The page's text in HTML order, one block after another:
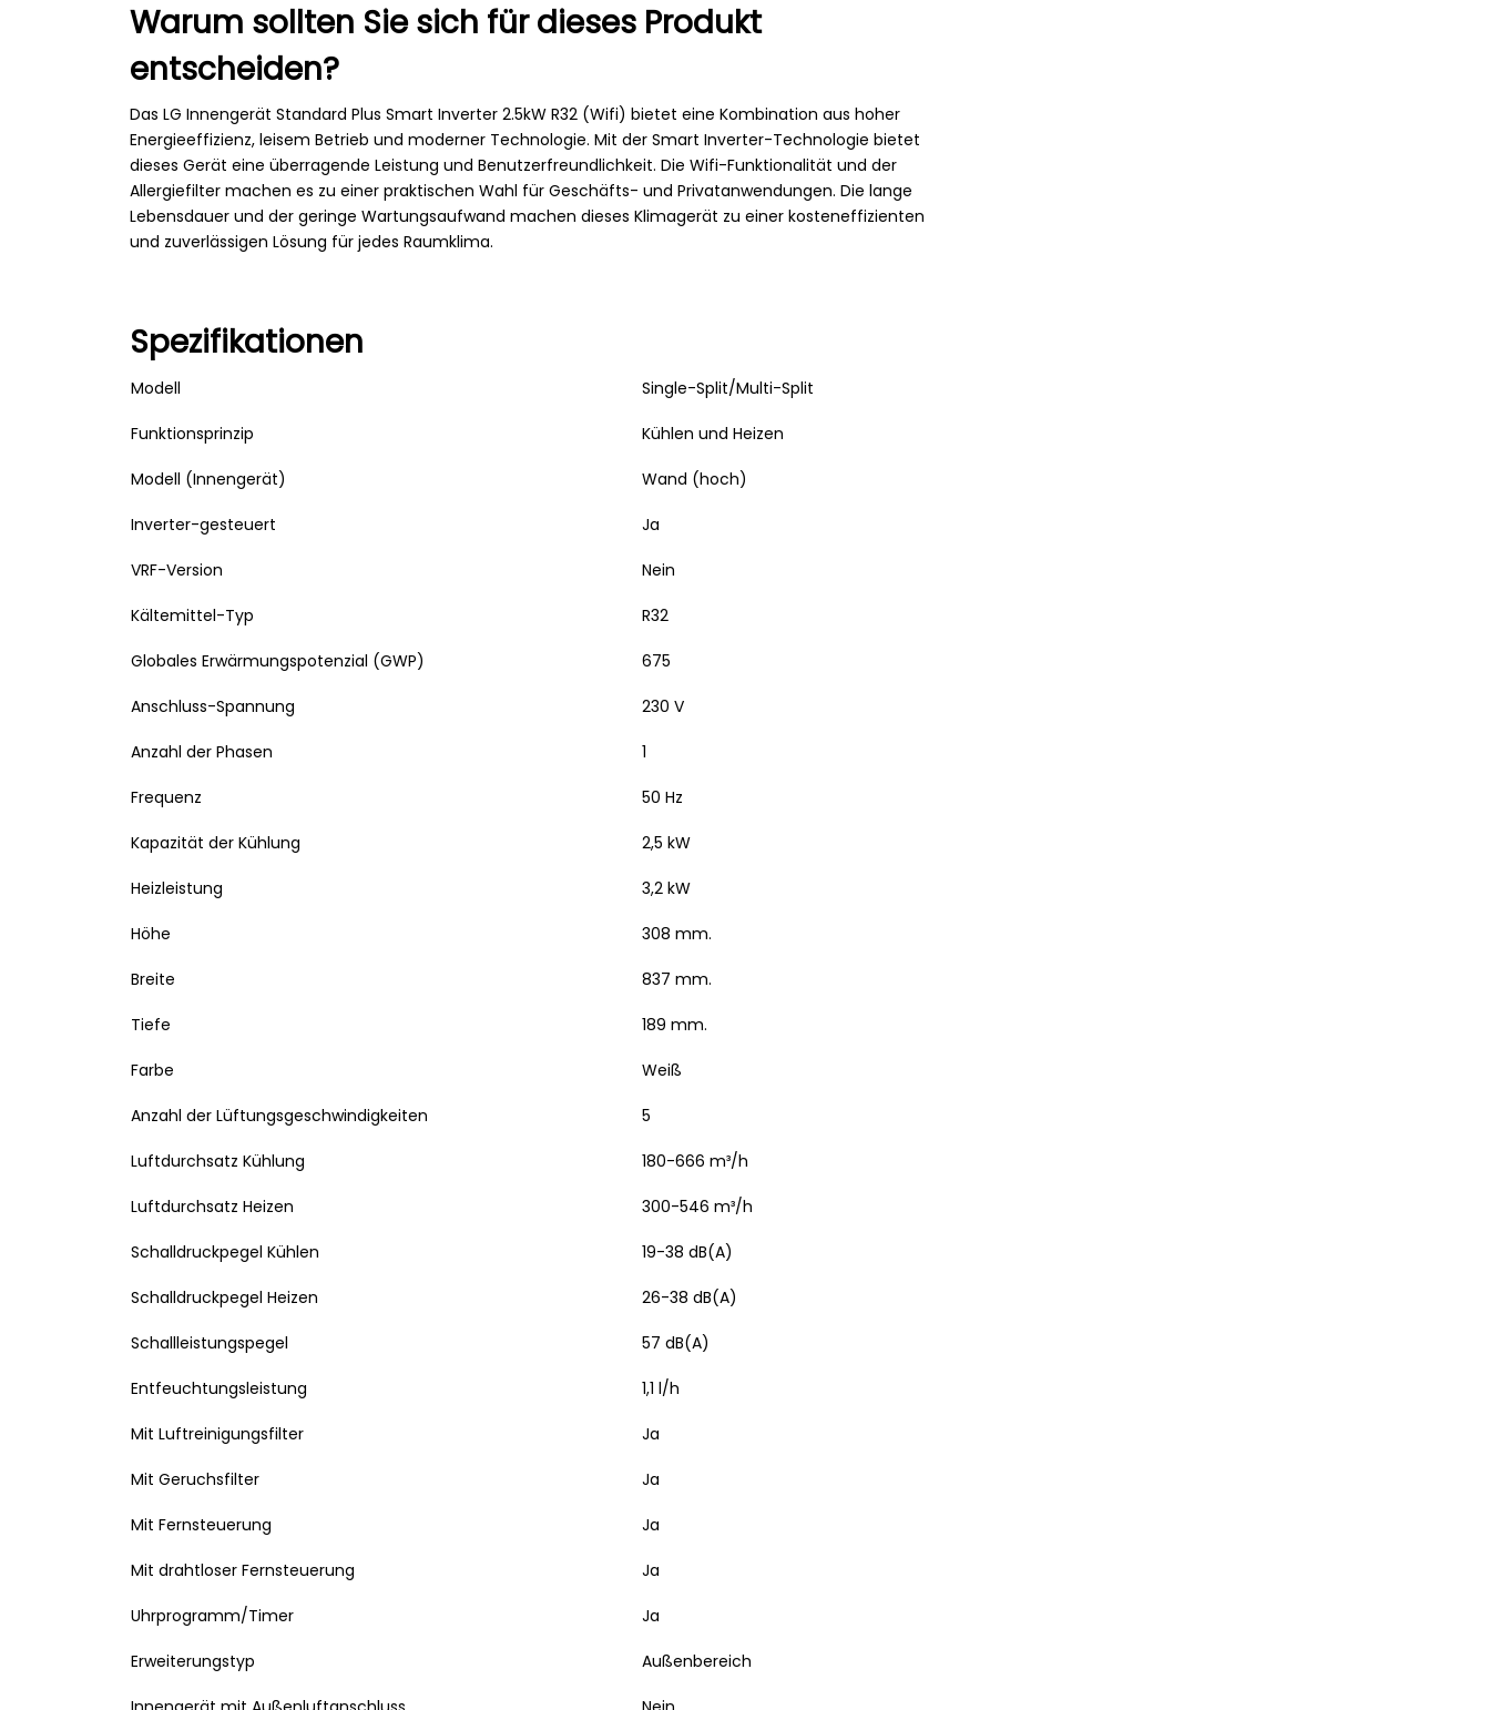
Warum sollten Sie sich für dieses Produkt
entscheiden?
Das LG Innengerät Standard Plus Smart Inverter 2.5kW R32 (Wifi) bietet eine Kombination aus hoher
Energieeffizienz, leisem Betrieb und moderner Technologie. Mit der Smart Inverter-Technologie bietet
dieses Gerät eine überragende Leistung und Benutzerfreundlichkeit. Die Wifi-Funktionalität und der
Allergiefilter machen es zu einer praktischen Wahl für Geschäfts- und Privatanwendungen. Die lange
Lebensdauer und der geringe Wartungsaufwand machen dieses Klimagerät zu einer kosteneffizienten
und zuverlässigen Lösung für jedes Raumklima.
Spezifikationen
Modell Single-Split/Multi-Split
Funktionsprinzip Kühlen und Heizen
Modell (Innengerät) Wand (hoch)
Inverter-gesteuert Ja
VRF-Version Nein
Kältemittel-Typ R32
Globales Erwärmungspotenzial (GWP) 675
Anschluss-Spannung 230 V
Anzahl der Phasen 1
Frequenz 50 Hz
Kapazität der Kühlung 2,5 kW
Heizleistung 3,2 kW
Höhe 308 mm.
Breite 837 mm.
Tiefe 189 mm.
Farbe Weiß
Anzahl der Lüftungsgeschwindigkeiten 5
Luftdurchsatz Kühlung 180-666 m³/h
Luftdurchsatz Heizen 300-546 m³/h
Schalldruckpegel Kühlen 19-38 dB(A)
Schalldruckpegel Heizen 26-38 dB(A)
Schallleistungspegel 57 dB(A)
Entfeuchtungsleistung 1,1 l/h
Mit Luftreinigungsfilter Ja
Mit Geruchsfilter Ja
Mit Fernsteuerung Ja
Mit drahtloser Fernsteuerung Ja
Uhrprogramm/Timer Ja
Erweiterungstyp Außenbereich